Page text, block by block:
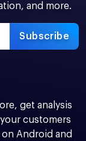
and more.
Subscribe
get analysis
customers
Android and